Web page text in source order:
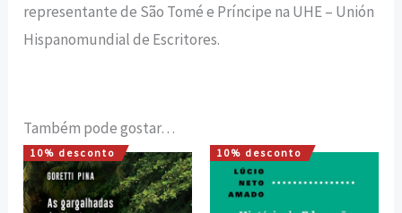
representante de São Tomé e Príncipe na UHE – Unión
Hispanomundial de Escritores.
Também pode gostar…
10% desconto
O
preço
original
O
preço
atual
10% desconto
O
preço
original
O
preço